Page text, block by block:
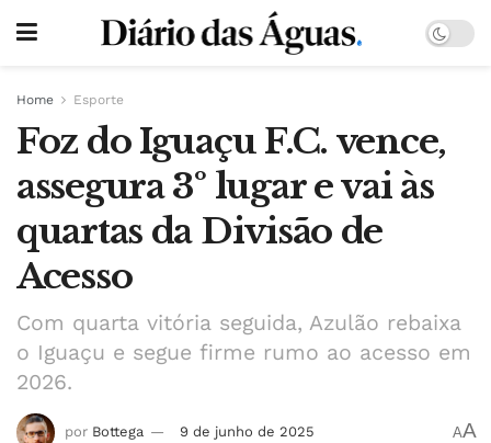
Home Esporte
Foz do Iguaçu F.C. vence,
assegura 3º lugar e vai às
quartas da Divisão de
Acesso
Com quarta vitória seguida, Azulão rebaixa
o Iguaçu e segue firme rumo ao acesso em
2026.
por Bottega 9 de junho de 2025 AA